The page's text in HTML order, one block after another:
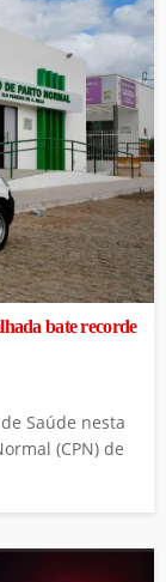
bate recorde
Saúde nesta
(CPN) de